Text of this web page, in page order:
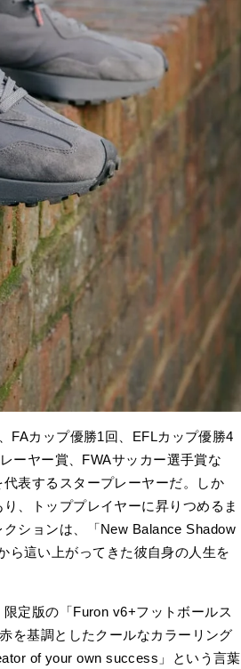
FAカップ優勝1回、EFLカップ優勝4
ーヤー賞、FWAサッカー選手賞な
表するスタープレーヤーだ。しか
、トッププレイヤーに昇りつめるま
ションは、「New Balance Shadow
ら這い上がってきた彼自身の人生を
定版の「Furon v6+フットボールス
を基調としたクールなカラーリング
of your own success」という言葉